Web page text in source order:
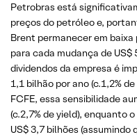
Petrobras está
preços do petróleo e,
Brent permanecer em
para cada mudança de
dividendos da empresa é
1,1 bilhão por ano (c.1,2%
FCFE, essa sensibilidade
(c.2,7% de yield), enquanto
US$ 3,7 bilhões (assumindo